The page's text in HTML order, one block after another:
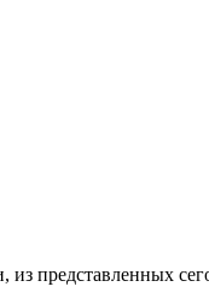
представленных